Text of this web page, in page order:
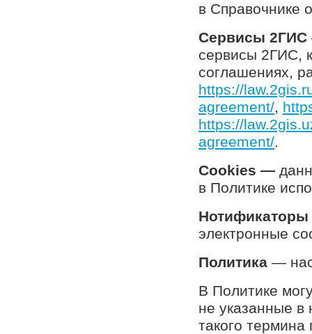
в Справочнике
Сервисы 2ГИС
сервисы 2ГИC,
соглашениях,
https://
agreement/,
https://
agreement/.
Cookies —
в Политике
Нотификаторы
электронные
Политика —
В Политике
не указанные в
такого термина